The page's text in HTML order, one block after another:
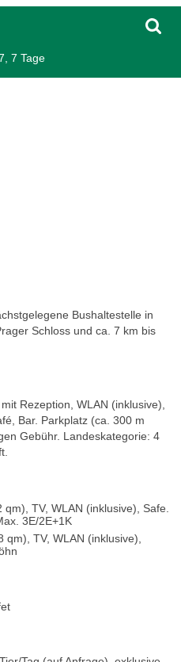
7 Tage
Bushaltestelle in
Schloss und ca. 7 km bis
Rezeption, WLAN (inklusive),
Bar. Parkplatz (ca. 300 m
Gebühr. Landeskategorie: 4
TV, WLAN (inklusive), Safe.
3E/2E+1K
qm), TV, WLAN (inklusive),